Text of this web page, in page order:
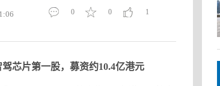
1
0
0
芯片第一股，募资约10.4亿港元